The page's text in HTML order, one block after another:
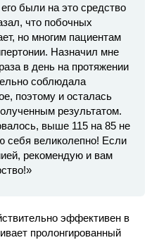
были на это средство
что побочных
но многим пациентам
Назначил мне
в день на протяжении
соблюдала
поэтому и осталась
результатом.
выше 115 на 85 не
себя великолепно! Если
рекомендую и вам
эффективен в
пролонгированный